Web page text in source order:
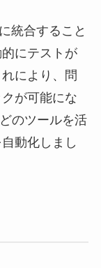
に統合すること
にテストが
により、問
が可能にな
のツールを活
動化しまし